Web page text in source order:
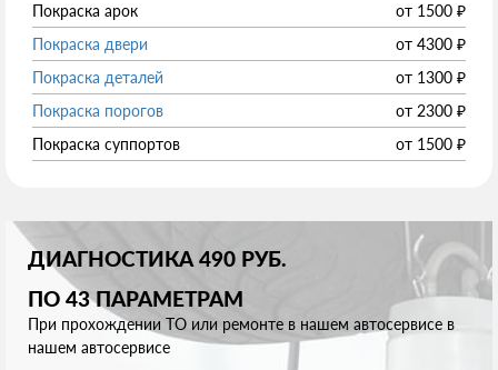
Покраска арок
от 1500 ₽
Покраска двери
от 4300 ₽
Покраска деталей
от 1300 ₽
Покраска порогов
от 2300 ₽
Покраска суппортов
от 1500 ₽
ДИАГНОСТИКА 490 РУБ.
ПО 43 ПАРАМЕТРАМ
При прохождении ТО или ремонте в нашем автосервисе в
нашем автосервисе